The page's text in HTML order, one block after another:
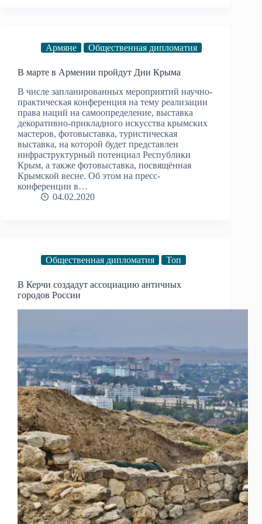
Армяне Общественная дипломатия
В марте в Армении пройдут Дни Крыма
В числе запланированных мероприятий научно-
практическая конференция на тему реализации
права наций на самоопределение, выставка
декоративно-прикладного искусства крымских
мастеров, фотовыставка, туристическая
выставка, на которой будет представлен
инфраструктурный потенциал Республики
Крым, а также фотовыставка, посвящённая
Крымской весне. Об этом на пресс-
конференции в…
04.02.2020
Общественная дипломатия Топ
В Керчи создадут ассоциацию античных
городов России